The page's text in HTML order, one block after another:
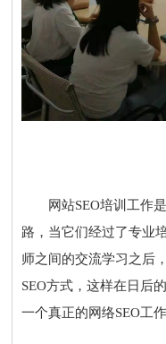
网站SEO培训工作
路，当它们经过了专业
师之间的交流学习之后
SEO方式，这样在日后
一个真正的网络SEO工作